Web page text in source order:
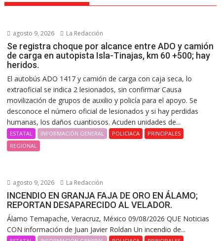
agosto 9, 2026 La Redacción
Se registra choque por alcance entre ADO y camión
de carga en autopista Isla-Tinajas, km 60 +500; hay
heridos.
El autobús ADO 1417 y camión de carga con caja seca, lo
extraoficial se indica 2 lesionados, sin confirmar Causa
movilización de grupos de auxilio y policía para el apoyo. Se
desconoce el número oficial de lesionados y si hay perdidas
humanas, los daños cuantiosos. Acuden unidades de...
ESTATAL INFORMACIÓN GENERAL POLICIACA
PRINCIPALES
REGIONAL
agosto 9, 2026 La Redacción
INCENDIO EN GRANJA FAJA DE ORO EN ÁLAMO;
REPORTAN DESAPARECIDO AL VELADOR.
Álamo Temapache, Veracruz, México 09/08/2026 QUE Noticias
CON información de Juan Javier Roldan Un incendio de...